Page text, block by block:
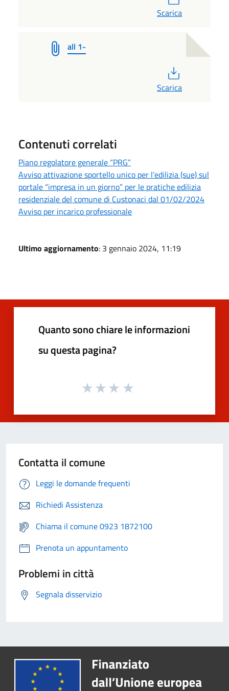
Scarica
all 1-
Scarica
Contenuti correlati
Piano regolatore generale “PRG”
Avviso attivazione sportello unico per l’edilizia (sue) sul
portale “impresa in un giorno” per le pratiche edilizia
residenziale del comune di Custonaci dal 01/02/2024
Avviso per incarico professionale
Ultimo aggiornamento: 3 gennaio 2024, 11:19
Quanto sono chiare le informazioni
su questa pagina?
Contatta il comune
Leggi le domande frequenti
Richiedi Assistenza
Chiama il comune 0923 1872100
Prenota un appuntamento
Problemi in città
Segnala disservizio